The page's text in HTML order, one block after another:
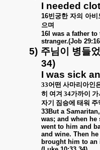
I needed
16빈궁한 자의 아비
으며
16I was a father
stranger.(Job
5) 주님이 병들
34)
I was sick
33어떤 사마리아인
히 여겨 34가까이
자기 짐승에 태워
33But a
was; and when
went to him and
and wine. Then
brought him to an